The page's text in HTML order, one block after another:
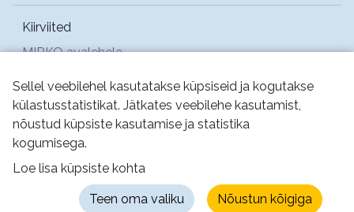
Sellel veebilehel kasutatakse küpsiseid ja kogutakse
külastusstatistikat. Jätkates veebilehe kasutamist,
nõustud küpsiste kasutamise ja statistika
kogumisega.
Loe lisa küpsiste kohta
Teen oma valiku Nõustun kõigiga
Kiirviited
MIRKO avalehele
Abi
Jälgi meid:
Kasutustingimused Küpsised
Juurdepääsetavus